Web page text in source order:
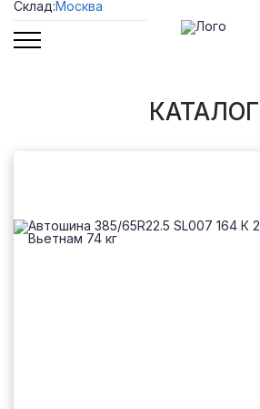
Cклад:Москва
КАТАЛОГ